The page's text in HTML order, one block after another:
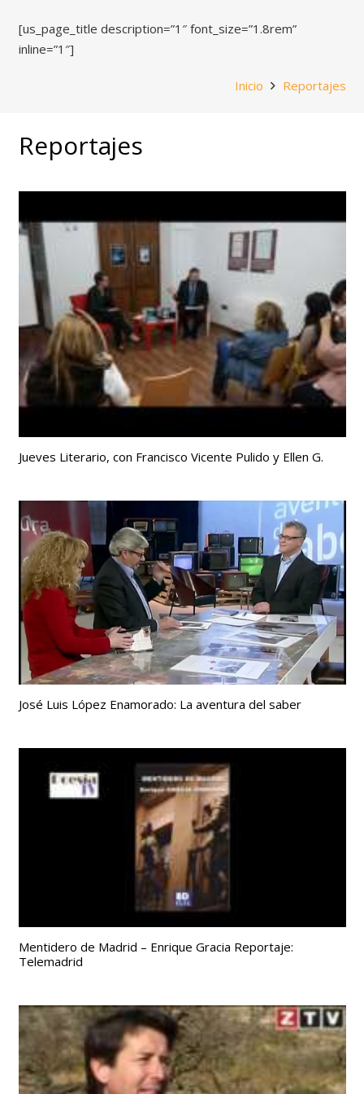
[us_page_title description=”1″ font_size=”1.8rem”
inline=”1″]
Inicio Reportajes
Reportajes
Jueves Literario, con Francisco Vicente Pulido y Ellen G.
José Luis López Enamorado: La aventura del saber
Mentidero de Madrid – Enrique Gracia Reportaje:
Telemadrid